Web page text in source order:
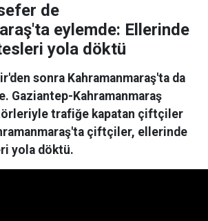
de
eylemde: Ellerinde
yola döktü
sonra Kahramanmaraş'ta da
Gaziantep-Kahramanmaraş
trafiğe kapatan çiftçiler
çiftçiler, ellerinde
yola döktü.